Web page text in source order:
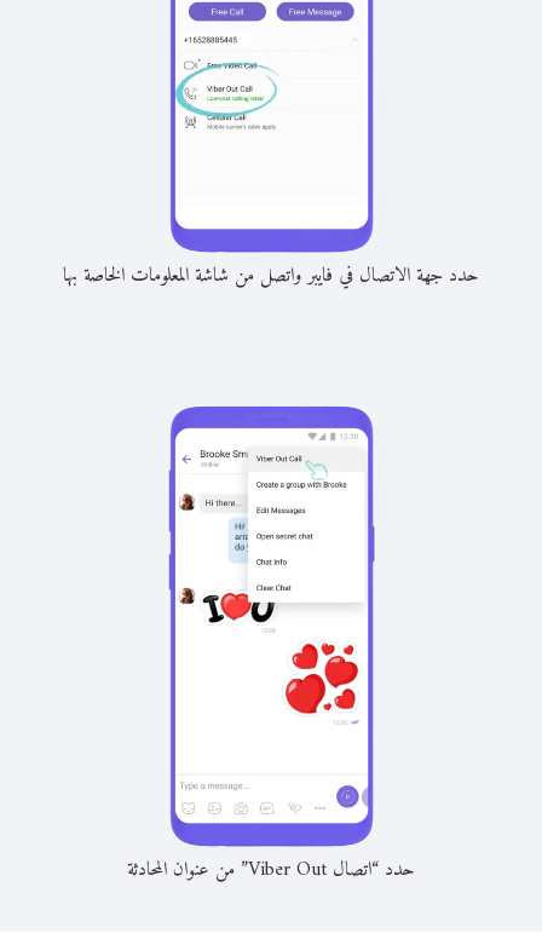
حدد جهة الاتصال في فايبر واتصل من شاشة المعلومات الخاصة بها
حدد “اتصال Viber Out” من عنوان المحادثة